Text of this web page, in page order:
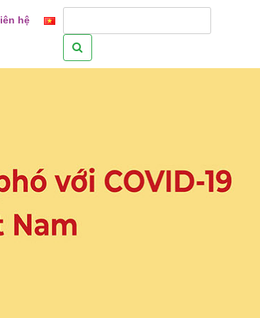
hệ